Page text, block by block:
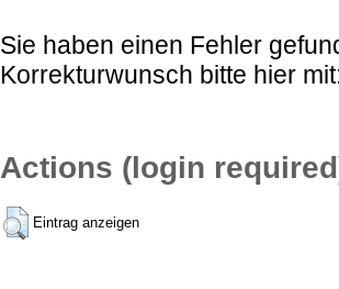
Sie haben einen Fehler
Korrekturwunsch bitte hier
Actions (login
Eintrag anzeigen